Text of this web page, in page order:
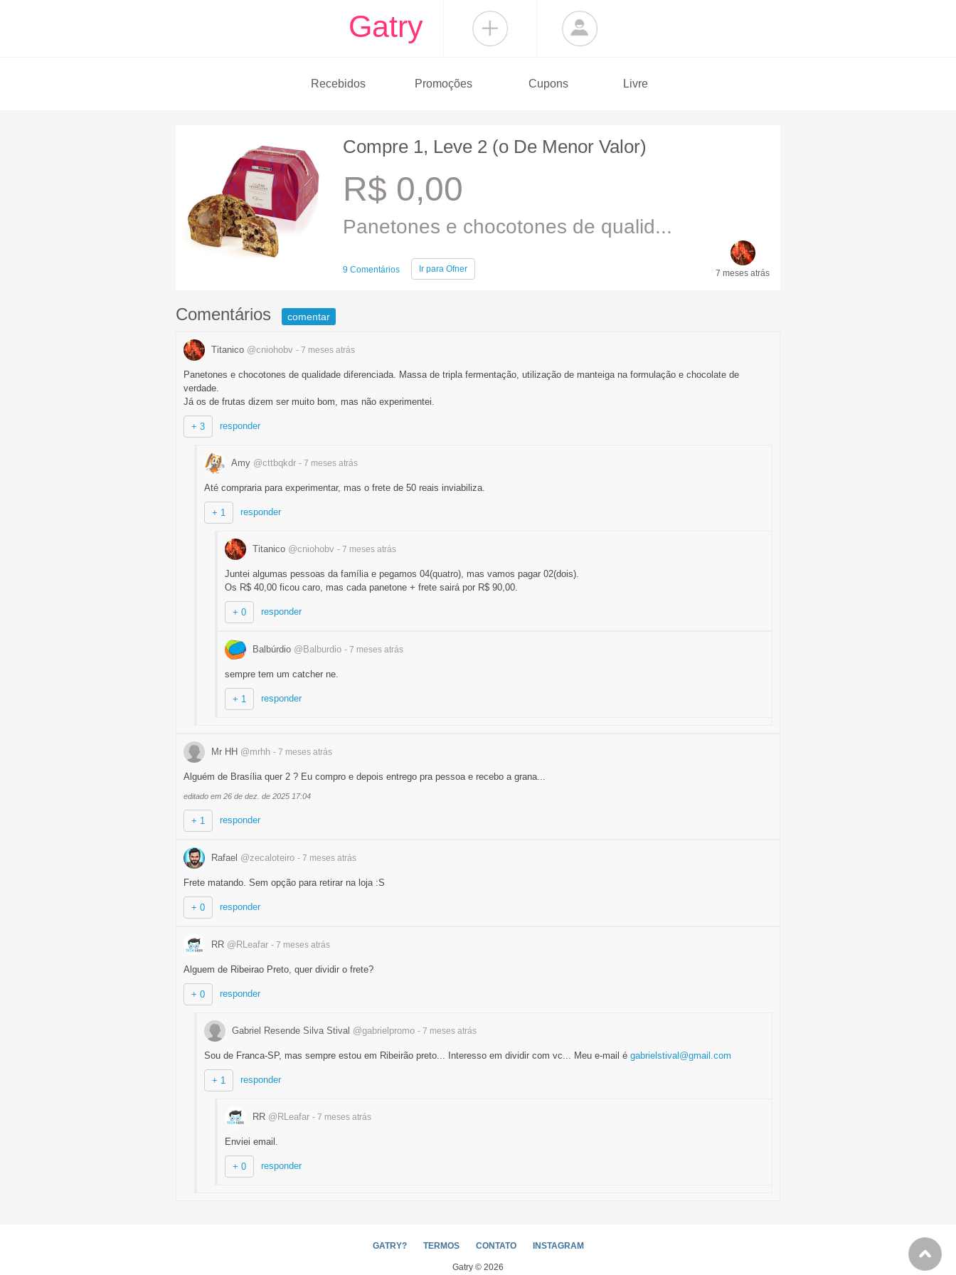
Gatry
Recebidos Promoções Cupons Livre
Compre 1, Leve 2 (o De Menor Valor)
R$ 0,00
Panetones e chocotones de qualid...
9 Comentários Ir para Ofner 7 meses atrás
Comentários comentar
Titanico @cniohobv - 7 meses atrás
Panetones e chocotones de qualidade diferenciada. Massa de tripla fermentação, utilização de manteiga na formulação e chocolate de
verdade.
Já os de frutas dizem ser muito bom, mas não experimentei.
+ 3 responder
Amy @cttbqkdr - 7 meses atrás
Até compraria para experimentar, mas o frete de 50 reais inviabiliza.
+ 1 responder
Titanico @cniohobv - 7 meses atrás
Juntei algumas pessoas da família e pegamos 04(quatro), mas vamos pagar 02(dois).
Os R$ 40,00 ficou caro, mas cada panetone + frete sairá por R$ 90,00.
+ 0 responder
Balbúrdio @Balburdio - 7 meses atrás
sempre tem um catcher ne.
+ 1 responder
Mr HH @mrhh - 7 meses atrás
Alguém de Brasília quer 2 ? Eu compro e depois entrego pra pessoa e recebo a grana...
editado em 26 de dez. de 2025 17:04
+ 1 responder
Rafael @zecaloteiro - 7 meses atrás
Frete matando. Sem opção para retirar na loja :S
+ 0 responder
RR @RLeafar - 7 meses atrás
Alguem de Ribeirao Preto, quer dividir o frete?
+ 0 responder
Gabriel Resende Silva Stival @gabrielpromo - 7 meses atrás
Sou de Franca-SP, mas sempre estou em Ribeirão preto... Interesso em dividir com vc... Meu e-mail é gabrielstival@gmail.com
+ 1 responder
RR @RLeafar - 7 meses atrás
Enviei email.
+ 0 responder
GATRY? TERMOS CONTATO INSTAGRAM
Gatry © 2026